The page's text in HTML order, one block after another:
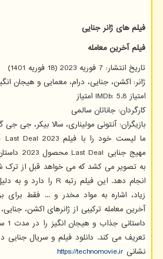
فیلم های ژانر جنایی
فیلم آخرین معامله
تاریخ انتشار: 7 فوریه 2023 (18 فوریه 1401)
ژانر: اکشن، جنایی، درام، معمایی و هیجان
امتیاز IMDb: 5.8 امتیاز
کارگردان: جاناتان سالمی
بازیگران: آنتونی مولیناری، سالا بیکر، جی
ما لیست خود را با فیلم 2023
Last Deal
مهیج جنایی Last Deal
محصول
به تصویر می کشد که می خواهد قبل از ترک
انجام دهد. این فیلم رتبه R را دارد و به
زیاد، اشاره به مواد مخدر و ... فقط برای
آخرین معامله ترکیبی از ژانرهای اکشن،
تعریف می کند. دانلود فیلم و سریال
نشانی https://technomovie.ir